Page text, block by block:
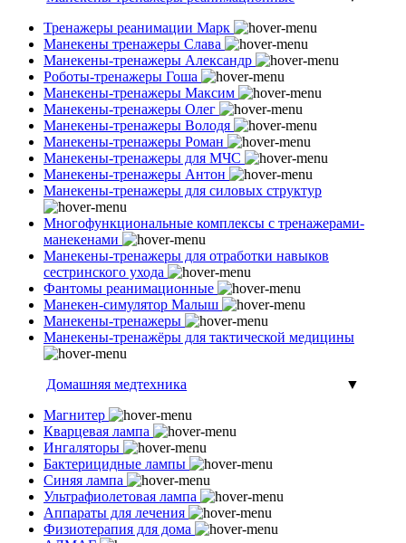
Тренажеры реанимации Марк
Манекены тренажеры Слава
Манекены-тренажеры Александр
Роботы-тренажеры Гоша
Манекены-тренажеры Максим
Манекены-тренажеры Олег
Манекены-тренажеры Володя
Манекены-тренажеры Роман
Манекены-тренажеры для МЧС
Манекены-тренажеры Антон
Манекены-тренажеры для силовых структур
Многофункциональные комплексы с тренажерами-
манекенами
Манекены-тренажеры для отработки навыков
сестринского ухода
Фантомы реанимационные
Манекен-симулятор Малыш
Манекены-тренажеры
Манекены-тренажёры для тактической медицины
Домашняя медтехника
▼
Магнитер
Кварцевая лампа
Ингаляторы
Бактерицидные лампы
Синяя лампа
Ультрафиолетовая лампа
Аппараты для лечения
Физиотерапия для дома